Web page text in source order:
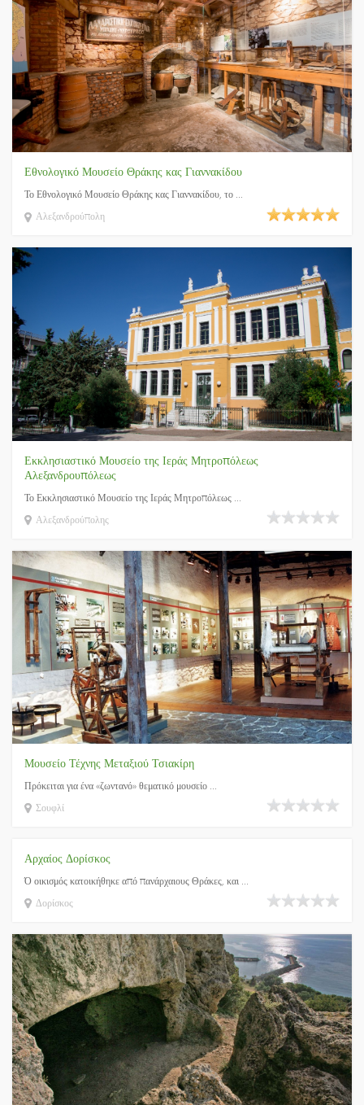
Εθνολογικό Μουσείο Θράκης κας Γιαννακίδου
Το Εθνολογικό Μουσείο Θράκης κας Γιαννακίδου, το ...
Αλεξανδρούπολη
Εκκλησιαστικό Μουσείο της Ιεράς Μητροπόλεως
Αλεξανδρουπόλεως
Το Εκκλησιαστικό Μουσείο της Ιεράς Μητροπόλεως ...
Αλεξανδρούπολης
Μουσείο Τέχνης Μεταξιού Τσιακίρη
Πρόκειται για ένα «ζωντανό» θεματικό μουσείο ...
Σουφλί
Αρχαίος Δορίσκος
Ό οικισμός κατοικήθηκε από πανάρχαιους Θράκες, και ...
Δορίσκος